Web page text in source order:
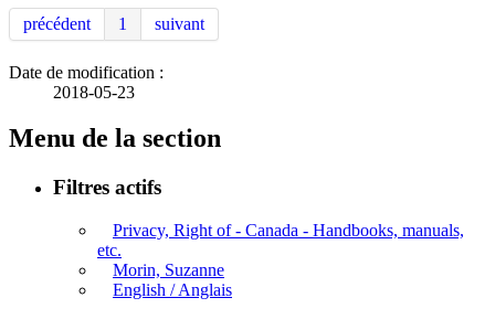
précédent 1 suivant
Date de modification :
2018-05-23
Menu de la section
Filtres actifs
Privacy, Right of - Canada - Handbooks, manuals,
etc.
Morin, Suzanne
English / Anglais